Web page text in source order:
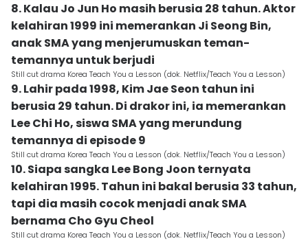
8. Kalau Jo Jun Ho masih berusia 28 tahun. Aktor
kelahiran 1999 ini memerankan Ji Seong Bin,
anak SMA yang menjerumuskan teman-
temannya untuk berjudi
Still cut drama Korea Teach You a Lesson (dok. Netflix/Teach You a Lesson)
9. Lahir pada 1998, Kim Jae Seon tahun ini
berusia 29 tahun. Di drakor ini, ia memerankan
Lee Chi Ho, siswa SMA yang merundung
temannya di episode 9
Still cut drama Korea Teach You a Lesson (dok. Netflix/Teach You a Lesson)
10. Siapa sangka Lee Bong Joon ternyata
kelahiran 1995. Tahun ini bakal berusia 33 tahun,
tapi dia masih cocok menjadi anak SMA
bernama Cho Gyu Cheol
Still cut drama Korea Teach You a Lesson (dok. Netflix/Teach You a Lesson)